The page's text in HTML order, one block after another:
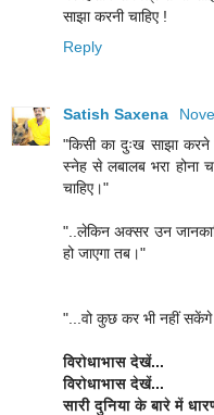
साझा करनी चाहिए !
Reply
Satish Saxena
"किसी का दुःख साझा
स्नेह से लबालब भरा होना
चाहिए।"
"..लेकिन अक्सर उन
हो जाएगा तब।"
"...वो कुछ कर भी नहीं
विरोधाभास देखें...
विरोधाभास देखें...
सारी दुनिया के बारे में